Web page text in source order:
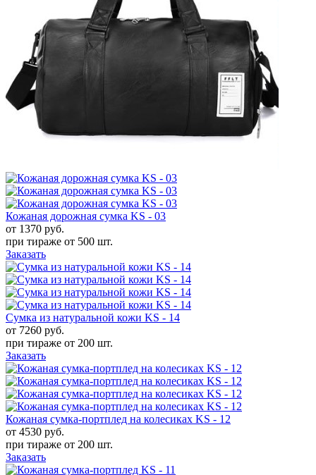
Кожаная дорожная сумка KS - 03
от 1370 руб.
при тираже от 500 шт.
Заказать
Сумка из натуральной кожи KS - 14
от 7260 руб.
при тираже от 200 шт.
Заказать
Кожаная сумка-портплед на колесиках KS - 12
от 4530 руб.
при тираже от 200 шт.
Заказать